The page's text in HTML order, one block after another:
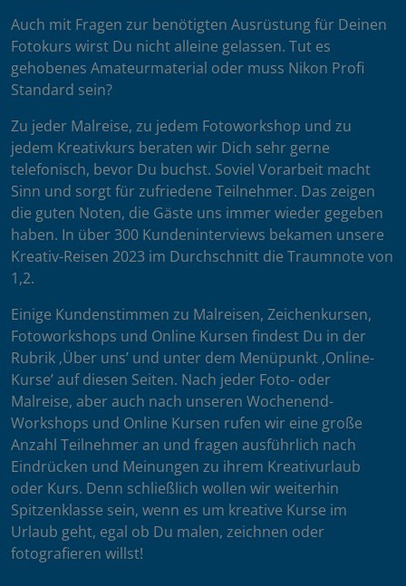
Auch mit Fragen zur benötigten Ausrüstung für Deinen
Fotokurs wirst Du nicht alleine gelassen. Tut es
gehobenes Amateurmaterial oder muss Nikon Profi
Standard sein?
Zu jeder Malreise, zu jedem Fotoworkshop und zu
jedem Kreativkurs beraten wir Dich sehr gerne
telefonisch, bevor Du buchst. Soviel Vorarbeit macht
Sinn und sorgt für zufriedene Teilnehmer. Das zeigen
die guten Noten, die Gäste uns immer wieder gegeben
haben. In über 300 Kundeninterviews bekamen unsere
Kreativ-Reisen 2023 im Durchschnitt die Traumnote von
1,2.
Einige Kundenstimmen zu Malreisen, Zeichenkursen,
Fotoworkshops und Online Kursen findest Du in der
Rubrik ‚Über uns’ und unter dem Menüpunkt ‚Online-
Kurse’ auf diesen Seiten. Nach jeder Foto- oder
Malreise, aber auch nach unseren Wochenend-
Workshops und Online Kursen rufen wir eine große
Anzahl Teilnehmer an und fragen ausführlich nach
Eindrücken und Meinungen zu ihrem Kreativurlaub
oder Kurs. Denn schließlich wollen wir weiterhin
Spitzenklasse sein, wenn es um kreative Kurse im
Urlaub geht, egal ob Du malen, zeichnen oder
fotografieren willst!